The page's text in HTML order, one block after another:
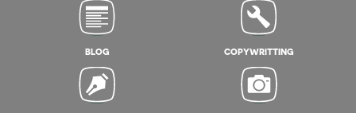
BLOG COPYWRITTING